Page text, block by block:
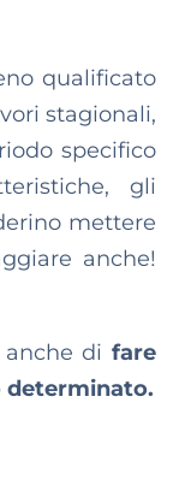
qualificato
stagionali,
specifico
gli
mettere
anche!
di fare
determinato.